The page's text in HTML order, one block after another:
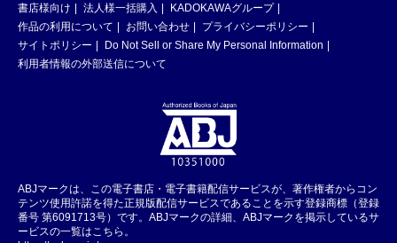
書店様向け
法人様一括購入
KADOKAWAグループ
作品の利用について
お問い合わせ
プライバシーポリシー
サイトポリシー
Do Not Sell or Share My Personal Information
利用者情報の外部送信について
ABJマークは、この電子書店・電子書籍配信サービスが、著作権者からコン
テンツ使用許諾を得た正規版配信サービスであることを示す登録商標（登録
番号 第6091713号）です。ABJマークの詳細、ABJマークを掲示しているサ
ービスの一覧はこちら。